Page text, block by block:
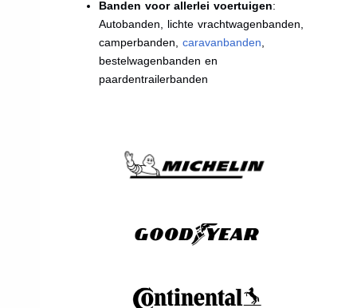
Banden voor allerlei voertuigen:
Autobanden, lichte vrachtwagenbanden,
camperbanden, caravanbanden,
bestelwagenbanden en
paardentrailerbanden